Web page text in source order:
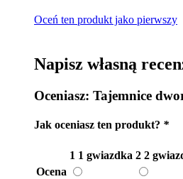
Oceń ten produkt jako pierwszy
Napisz własną
Oceniasz: Tajemnice
Jak oceniasz ten produkt? *
1 1 gwiazdka 2 2
Ocena